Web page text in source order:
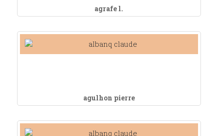
agrafe l.
agulhon pierre